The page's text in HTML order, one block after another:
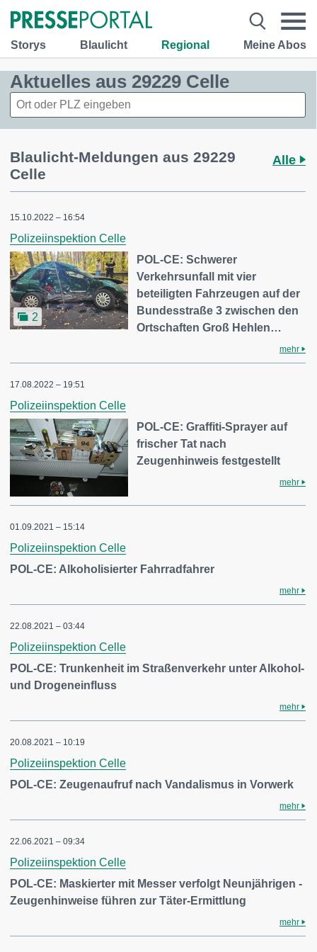
Storys Blaulicht Regional Meine Abos
Aktuelles aus 29229 Celle
Blaulicht-Meldungen aus 29229
Celle
Alle
15.10.2022 – 16:54
Polizeiinspektion Celle
2
POL-CE: Schwerer
Verkehrsunfall mit vier
beteiligten Fahrzeugen auf der
Bundesstraße 3 zwischen den
Ortschaften Groß Hehlen…
mehr
17.08.2022 – 19:51
Polizeiinspektion Celle
POL-CE: Graffiti-Sprayer auf
frischer Tat nach
Zeugenhinweis festgestellt
mehr
01.09.2021 – 15:14
Polizeiinspektion Celle
POL-CE: Alkoholisierter Fahrradfahrer
mehr
22.08.2021 – 03:44
Polizeiinspektion Celle
POL-CE: Trunkenheit im Straßenverkehr unter Alkohol-
und Drogeneinfluss
mehr
20.08.2021 – 10:19
Polizeiinspektion Celle
POL-CE: Zeugenaufruf nach Vandalismus in Vorwerk
mehr
22.06.2021 – 09:34
Polizeiinspektion Celle
POL-CE: Maskierter mit Messer verfolgt Neunjährigen -
Zeugenhinweise führen zur Täter-Ermittlung
mehr